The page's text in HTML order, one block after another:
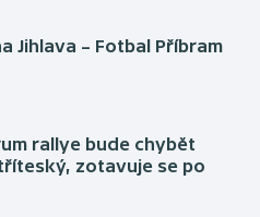
Jihlava – Fotbal Příbram
rallye bude chybět
zotavuje se po